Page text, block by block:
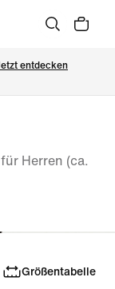
entdecken
Herren (ca.
Größentabelle